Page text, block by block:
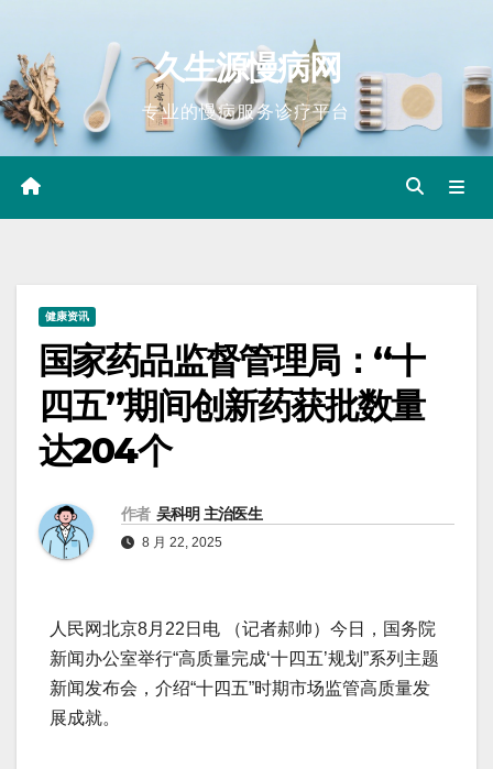
content
久生源慢病网
专业的慢病服务诊疗平台
健康资讯
国家药品监督管理局：“十
四五”期间创新药获批数量
达204个
作者 吴科明 主治医生
8 月 22, 2025
人民网北京8月22日电 （记者郝帅）今日，国务院
新闻办公室举行“高质量完成‘十四五’规划”系列主题
新闻发布会，介绍“十四五”时期市场监管高质量发
展成就。